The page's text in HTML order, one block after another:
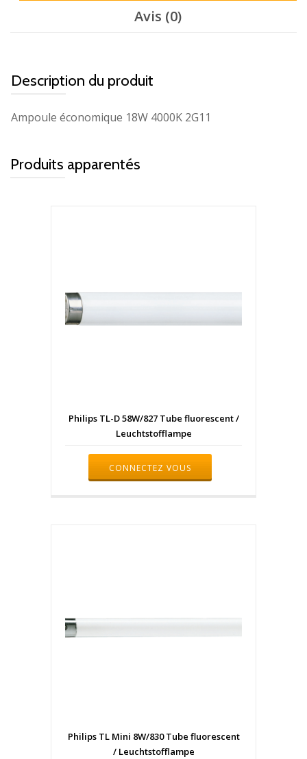
Avis (0)
Description du produit
Ampoule économique 18W 4000K 2G11
Produits apparentés
Philips TL-D 58W/827 Tube fluorescent /
Leuchtstofflampe
CONNECTEZ VOUS
Philips TL Mini 8W/830 Tube fluorescent
/ Leuchtstofflampe